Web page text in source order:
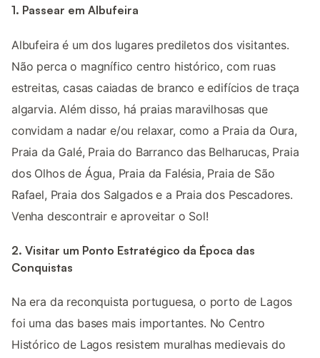
1. Passear em Albufeira
Albufeira é um dos lugares prediletos dos visitantes.
Não perca o magnífico centro histórico, com ruas
estreitas, casas caiadas de branco e edifícios de traça
algarvia. Além disso, há praias maravilhosas que
convidam a nadar e/ou relaxar, como a Praia da Oura,
Praia da Galé, Praia do Barranco das Belharucas, Praia
dos Olhos de Água, Praia da Falésia, Praia de São
Rafael, Praia dos Salgados e a Praia dos Pescadores.
Venha descontrair e aproveitar o Sol!
2. Visitar um Ponto Estratégico da Época das
Conquistas
Na era da reconquista portuguesa, o porto de Lagos
foi uma das bases mais importantes. No Centro
Histórico de Lagos resistem muralhas medievais do